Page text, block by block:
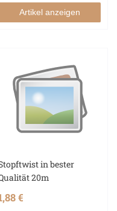
Artikel anzeigen
in bester
20m
€